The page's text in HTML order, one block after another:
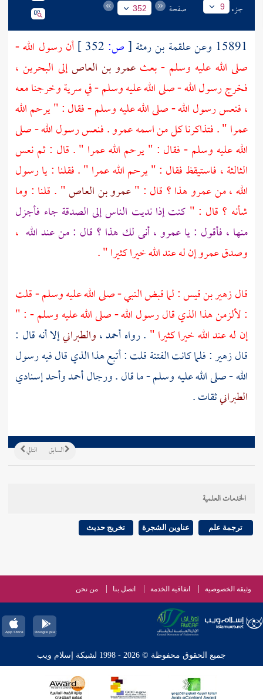
جزء 9 صفحة 352
15891 وعن علقمة بن رمثة [ص:
أن رسول الله -
صلى الله عليه وسلم - بعثعمرو بن العاصإلى البحرين ،
فخرج رسول الله - صلى الله عليه وسلم - في سرية وخرجنا معه
، فنعس رسول الله - صلى الله عليه وسلم - فقال : " يرحم الله
عمرا" . فتذاكرنا كل من اسمهعمرو. فنعس رسول الله - صلى
الله عليه وسلم - فقال : " يرحم اللهعمرا " . قال : ثم نعس
الثالثة ، فاستيقظ فقال : " يرحم اللهعمرا" . فقلنا : يا رسول
الله ، منعمروهذا ؟ قال : "عمرو بن العاص" . قلنا : وما
شأنه ؟ قال : " كنت إذا نديت الناس إلى الصدقة جاء فأجزل
منها ، فأقول : ياعمرو، أنى لك هذا ؟ قال : من عند الله ،
وصدقعمروإن له عند الله خيرا كثيرا " .
قالزهير بن قيس: لما قبض النبي - صلى الله عليه وسلم - قلت
: لألزمن هذا الذي قال رسول الله - صلى الله عليه وسلم - : "
إن له عند الله خيرا كثيرا " . رواهأحمد،والطبرانيإلا أنه قال :
قالزهير: فلما كانت الفتنة قلت : أتبع هذا الذي قال فيه رسول
الله - صلى الله عليه وسلم - ما قال . ورجالأحمدوأحد إسنادي
الطبرانيثقات .
التالي السابق
الخدمات العلمية
ترجمة علم عناوين الشجرة تخريج حديث
وثيقة الخصوصية اتفاقية الخدمة اتصل بنا من نحن
جميع الحقوق محفوظة © 2026 - 1998 لشبكة إسلام ويب